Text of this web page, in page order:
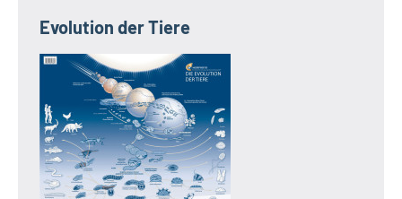
Evolution der Tiere